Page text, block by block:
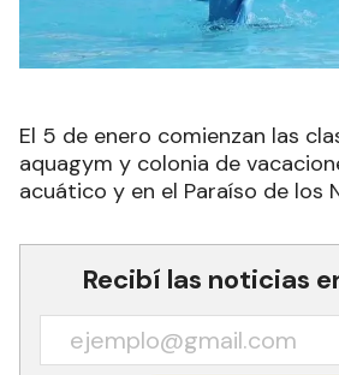
El 5 de enero comienzan las
aquagym y colonia de
acuático y en el Paraíso de los
Recibí las noticias